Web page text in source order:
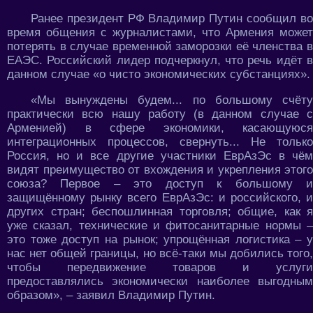
Ранее президент РФ Владимир Путин сообщил во
время общения с журналистами, что Армения может
потерять в случае временной заморозки её членства в
ЕАЭС. Российский лидер подчеркнул, что речь идёт в
данном случае «о чисто экономических субстанциях».
«Мы вынуждены будем... по большому счёту
практически всю нашу работу (в данном случае с
Арменией) в сфере экономики, касающуюся
интеграционных процессов, свернуть... Не только
Россия, но и все другие участники ЕврАзЭс в чём
видят преимущество от вхождения и укрепления этого
союза? Первое – это доступ к большому и
защищённому рынку всего ЕврАзЭс: и российского, и
других стран; беспошлинная торговля; общие, как я
уже сказал, технические и фитосанитарные нормы –
это тоже доступ на рынок; упрощённая логистика – у
нас нет общей границы, но всё-таки мы добились того,
чтобы передвижение товаров и услуги
предоставлялись экономически наиболее выгодным
образом», – заявил Владимир Путин.